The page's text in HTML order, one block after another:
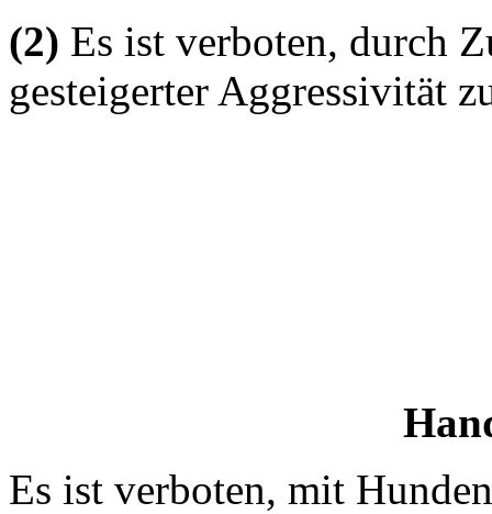
(2) Es ist verboten, durch
gesteigerter Aggressivität
Es ist verboten, mit